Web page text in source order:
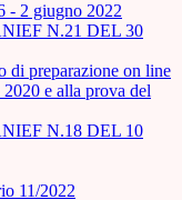
- 2 giugno 2022
N.21 DEL 30
di preparazione on line
e alla prova del
N.18 DEL 10
11/2022